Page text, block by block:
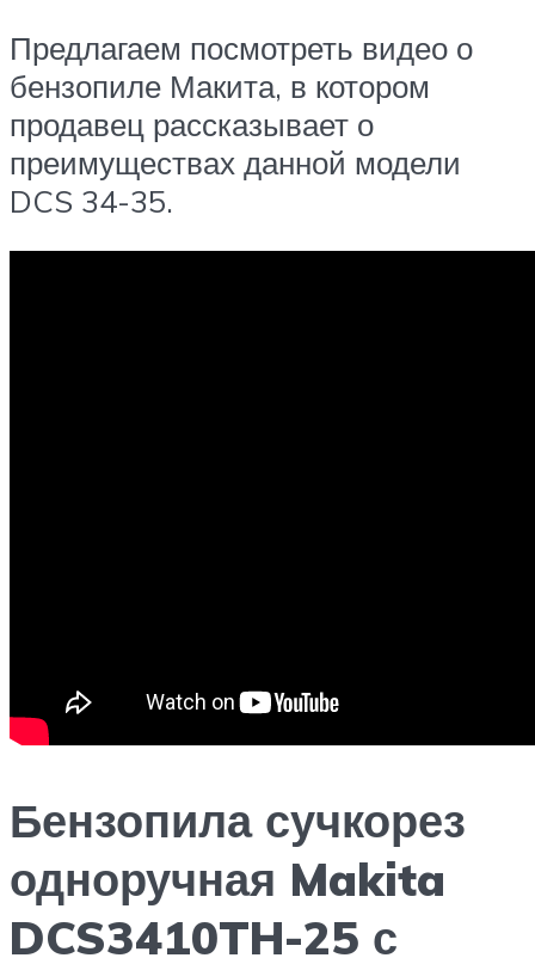
Предлагаем посмотреть видео о
бензопиле Макита, в котором
продавец рассказывает о
преимуществах данной модели
DCS 34-35.
Бензопила сучкорез
одноручная Makita
DCS3410TH-25 с